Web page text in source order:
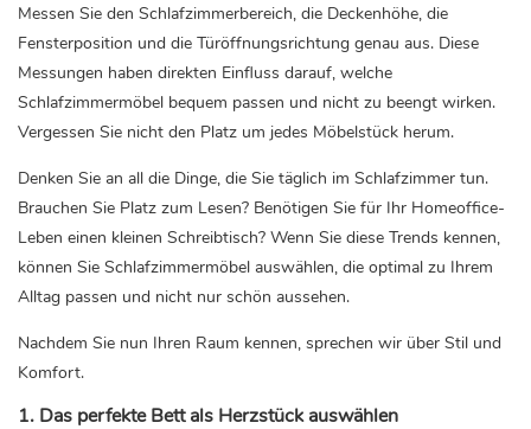
Messen Sie den Schlafzimmerbereich, die Deckenhöhe, die
Fensterposition und die Türöffnungsrichtung genau aus. Diese
Messungen haben direkten Einfluss darauf, welche
Schlafzimmermöbel bequem passen und nicht zu beengt wirken.
Vergessen Sie nicht den Platz um jedes Möbelstück herum.
Denken Sie an all die Dinge, die Sie täglich im Schlafzimmer tun.
Brauchen Sie Platz zum Lesen? Benötigen Sie für Ihr Homeoffice-
Leben einen kleinen Schreibtisch? Wenn Sie diese Trends kennen,
können Sie Schlafzimmermöbel auswählen, die optimal zu Ihrem
Alltag passen und nicht nur schön aussehen.
Nachdem Sie nun Ihren Raum kennen, sprechen wir über Stil und
Komfort.
1. Das perfekte Bett als Herzstück auswählen